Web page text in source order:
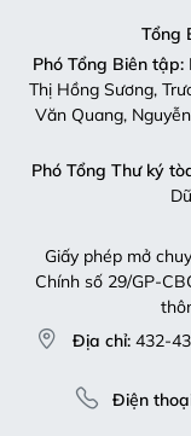
Tổng
Phó Tổng Biên tập:
Thị Hồng Sương,
Văn Quang,
Phó Tổng Thư ký
Giấy phép mở
Chính số 29/GP-
Địa chỉ: 432-
Điện